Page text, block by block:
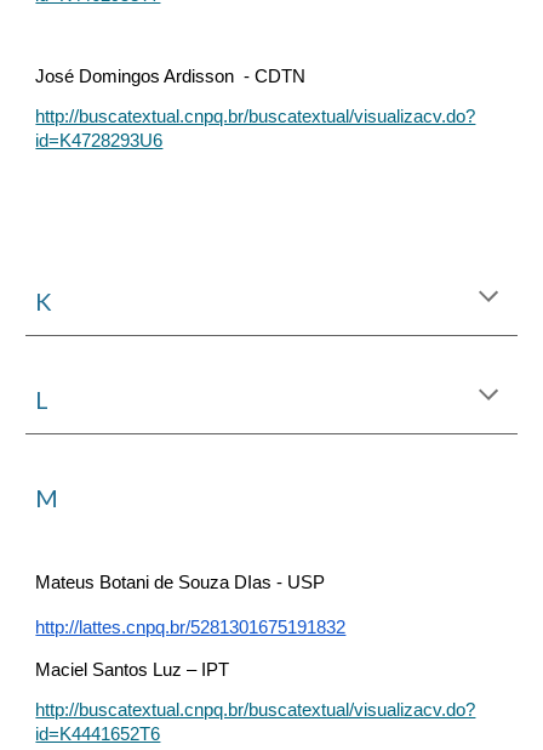
José Domingos Ardisson - CDTN
http://buscatextual.cnpq.br/buscatextual/visualizacv.do?
id=K4728293U6
K
L
M
Mateus Botani de Souza DIas - USP
http://lattes.cnpq.br/5281301675191832
Maciel Santos Luz – IPT
http://buscatextual.cnpq.br/buscatextual/visualizacv.do?
id=K4441652T6